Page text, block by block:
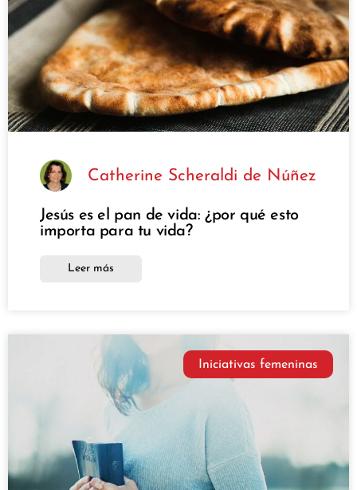
Catherine Scheraldi de Núñez
Jesús es el pan de vida: ¿por qué esto
importa para tu vida?
Leer más
Iniciativas femeninas